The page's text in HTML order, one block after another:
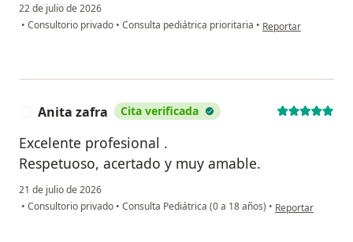
22 de julio de 2026
• Consultorio privado • Consulta pediátrica prioritaria • en opinión del
Reportar
Anita zafra Cita verificada
Excelente profesional .
Respetuoso, acertado y muy amable.
21 de julio de 2026
• Consultorio privado • Consulta Pediátrica (0 a 18 años) • en opinión del
Reportar